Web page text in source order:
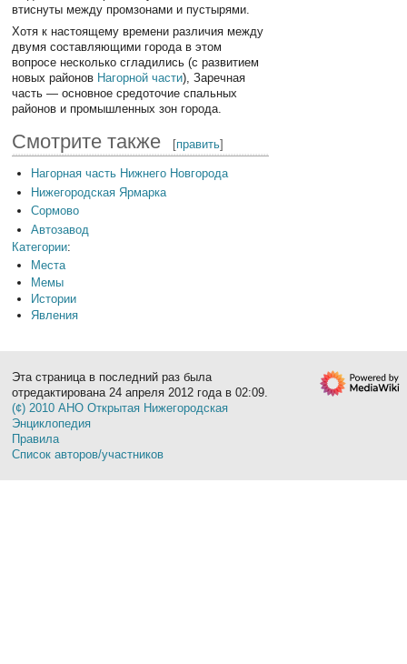
втиснуты между промзонами и пустырями.
Хотя к настоящему времени различия между
двумя составляющими города в этом
вопросе несколько сгладились (с развитием
новых районов Нагорной части), Заречная
часть — основное средоточие спальных
районов и промышленных зон города.
Смотрите также [править]
Нагорная часть Нижнего Новгорода
Нижегородская Ярмарка
Сормово
Автозавод
Категории:
Места
Мемы
Истории
Явления
Эта страница в последний раз была
отредактирована 24 апреля 2012 года в 02:09.
(¢) 2010 АНО Открытая Нижегородская
Энциклопедия
Правила
Список авторов/участников